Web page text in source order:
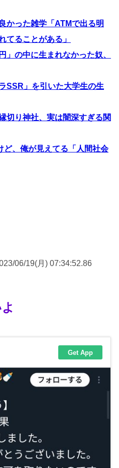
かった雑学「ATMで出る明
てることがある」
」の中に生まれなかった奴、
SSR」を引いた大学生の生
切り神社、実は闇深すぎる関
ど、俺が見えてる「人間社会
06/19(月) 07:34:52.86